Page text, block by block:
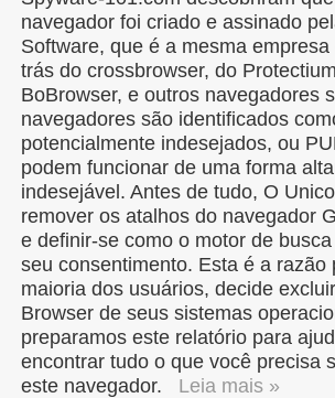
navegador foi criado e assinado
Software, que é a mesma
trás do crossbrowser, do
BoBrowser, e outros navegadores
navegadores são identificados
potencialmente indesejados, ou
podem funcionar de uma forma
indesejável. Antes de tudo, O
remover os atalhos do navegador
e definir-se como o motor de
seu consentimento. Esta é a razão
maioria dos usuários, decide
Browser de seus sistemas
preparamos este relatório para
encontrar tudo o que você precisa
este navegador.
Leia mais »